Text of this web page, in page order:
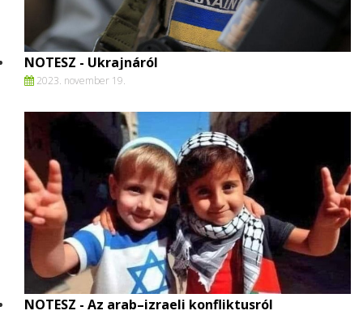
NOTESZ - Ukrajnáról
2023. november 19.
NOTESZ - Az arab–izraeli konfliktusról